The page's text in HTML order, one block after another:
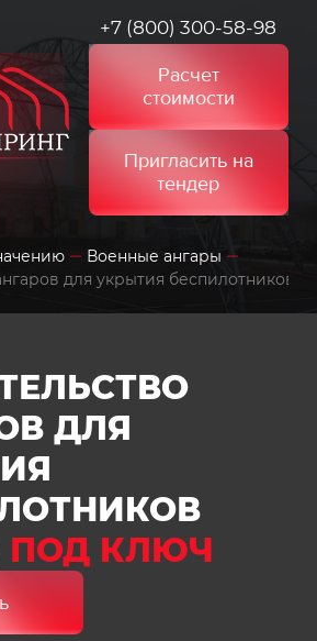
+7 (800) 300-58-98
Расчет
стоимости
Пригласить на
тендер
Военные ангары
для укрытия беспилотников
ДЛЯ
ПОД КЛЮЧ